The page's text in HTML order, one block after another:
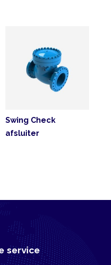
Swing Check
afsluiter
service